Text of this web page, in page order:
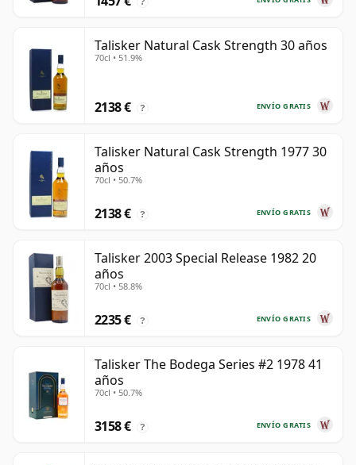
Talisker Natural Cask Strength 30 años
70cl • 51.9%
ENVÍO GRATIS
2138 € ?
Talisker Natural Cask Strength 1977 30
años
70cl • 50.7%
ENVÍO GRATIS
2138 € ?
Talisker 2003 Special Release 1982 20
años
70cl • 58.8%
ENVÍO GRATIS
2235 € ?
Talisker The Bodega Series #2 1978 41
años
70cl • 50.7%
ENVÍO GRATIS
3158 € ?